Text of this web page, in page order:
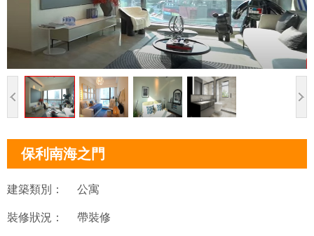
保利南海之門
建築類別： 公寓
裝修狀況： 帶裝修